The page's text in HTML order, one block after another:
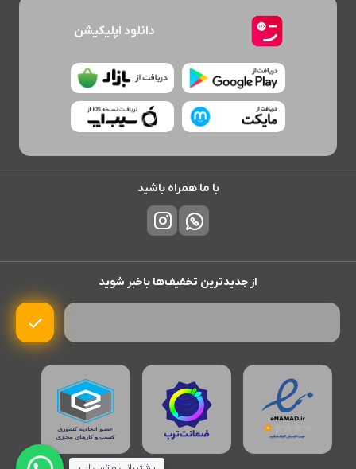
دانلود اپلیکیشن
با ما همراه باشید
از جدیدترین تخفیف‌ها باخبر شوید